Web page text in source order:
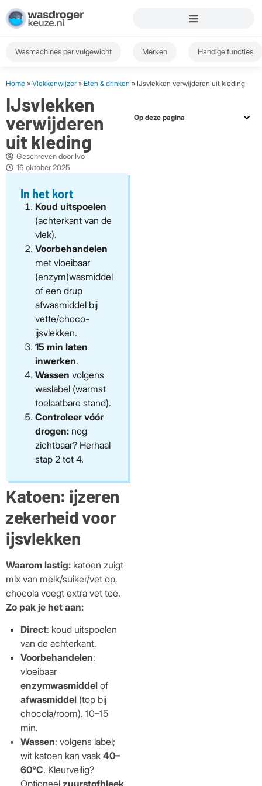
Wasmachines per vulgewicht Merken Handige functies
Home » Vlekkenwijzer » Eten & drinken » IJsvlekken verwijderen uit kleding
IJsvlekken
verwijderen
uit kleding
Geschreven door Ivo
16 oktober 2025
In het kort
Koud uitspoelen
(achterkant van de
vlek).
Voorbehandelen
met vloeibaar
(enzym)wasmiddel
of een drup
afwasmiddel bij
vette/choco-
ijsvlekken.
15 min laten
inwerken.
Wassen volgens
waslabel (warmst
toelaatbare stand).
Controleer vóór
drogen: nog
zichtbaar? Herhaal
stap 2 tot 4.
Katoen: ijzeren
zekerheid voor
ijsvlekken
Waarom lastig: katoen zuigt
mix van melk/suiker/vet op,
chocola voegt extra vet toe.
Zo pak je het aan:
Direct: koud uitspoelen
van de achterkant.
Voorbehandelen:
vloeibaar
enzymwasmiddel of
afwasmiddel (top bij
chocola/room). 10–15
min.
Wassen: volgens label;
wit katoen kan vaak 40–
60°C. Kleurveilig?
Op deze pagina